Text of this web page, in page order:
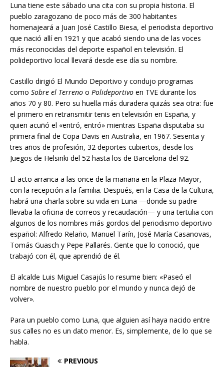
Luna tiene este sábado una cita con su propia historia. El
pueblo zaragozano de poco más de 300 habitantes
homenajeará a Juan José Castillo Biesa, el periodista deportivo
que nació allí en 1921 y que acabó siendo una de las voces
más reconocidas del deporte español en televisión. El
polideportivo local llevará desde ese día su nombre.
Castillo dirigió El Mundo Deportivo y condujo programas
como Sobre el Terreno o Polideportivo en TVE durante los
años 70 y 80. Pero su huella más duradera quizás sea otra: fue
el primero en retransmitir tenis en televisión en España, y
quien acuñó el «entró, entró» mientras España disputaba su
primera final de Copa Davis en Australia, en 1967. Sesenta y
tres años de profesión, 32 deportes cubiertos, desde los
Juegos de Helsinki del 52 hasta los de Barcelona del 92.
El acto arranca a las once de la mañana en la Plaza Mayor,
con la recepción a la familia. Después, en la Casa de la Cultura,
habrá una charla sobre su vida en Luna —donde su padre
llevaba la oficina de correos y recaudación— y una tertulia con
algunos de los nombres más gordos del periodismo deportivo
español: Alfredo Relaño, Manuel Tarín, José María Casanovas,
Tomás Guasch y Pepe Pallarés. Gente que lo conoció, que
trabajó con él, que aprendió de él.
El alcalde Luis Miguel Casajús lo resume bien: «Paseó el
nombre de nuestro pueblo por el mundo y nunca dejó de
volver».
Para un pueblo como Luna, que alguien así haya nacido entre
sus calles no es un dato menor. Es, simplemente, de lo que se
habla.
PREVIOUS